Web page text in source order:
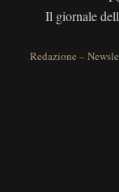
Il giornale
Redazione –